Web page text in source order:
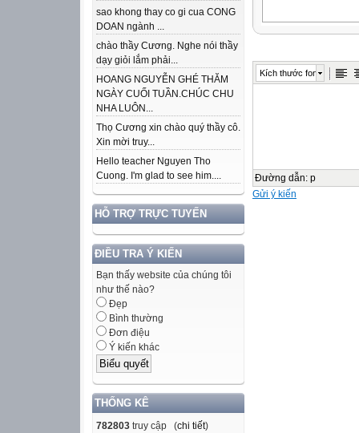
sao khong thay co gi cua CONG
DOAN ngành ...
chào thầy Cương. Nghe nói thầy
dạy giỏi lắm phải...
HOANG NGUYỄN GHÉ THĂM
NGÀY CUỐI TUẦN.CHÚC CHU
NHA LUÔN...
Thọ Cương xin chào quý thầy cô.
Xin mời truy...
Hello teacher Nguyen Tho
Cuong. I'm glad to see him....
HỖ TRỢ TRỰC TUYẾN
ĐIỀU TRA Ý KIẾN
Bạn thấy website của chúng tôi
như thế nào?
Đẹp
Bình thường
Đơn điệu
Ý kiến khác
THỐNG KÊ
782803 truy cập (chi tiết)
Kích thước font
Đường dẫn: p
Gửi ý kiến